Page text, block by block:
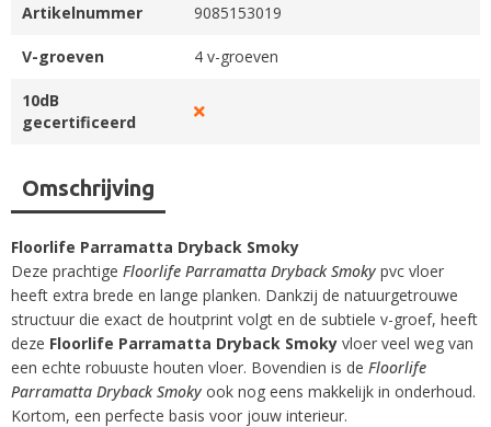
Artikelnummer 9085153019
V-groeven 4 v-groeven
10dB
gecertificeerd
Omschrijving
Floorlife Parramatta Dryback Smoky
Deze prachtige Floorlife Parramatta Dryback Smoky pvc vloer
heeft extra brede en lange planken. Dankzij de natuurgetrouwe
structuur die exact de houtprint volgt en de subtiele v-groef, heeft
deze Floorlife Parramatta Dryback Smoky vloer veel weg van
een echte robuuste houten vloer. Bovendien is de Floorlife
Parramatta Dryback Smoky ook nog eens makkelijk in onderhoud.
Kortom, een perfecte basis voor jouw interieur.